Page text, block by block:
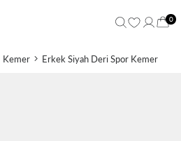
0
Kemer Erkek Siyah Deri Spor Kemer